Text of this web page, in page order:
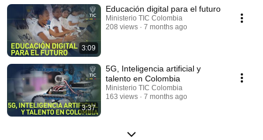
3:09
Educación digital para el futuro
Ministerio TIC Colombia
208 views
7 months ago
3:37
5G, Inteligencia artificial y
talento en Colombia
Ministerio TIC Colombia
163 views
7 months ago